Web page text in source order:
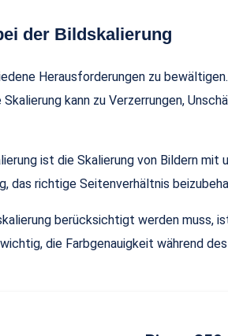
der Bildskalierung
Herausforderungen zu
kann zu Verzerrungen,
ist die Skalierung von Bildern
das richtige Seitenverhältnis
berücksichtigt werden muss,
die Farbgenauigkeit während